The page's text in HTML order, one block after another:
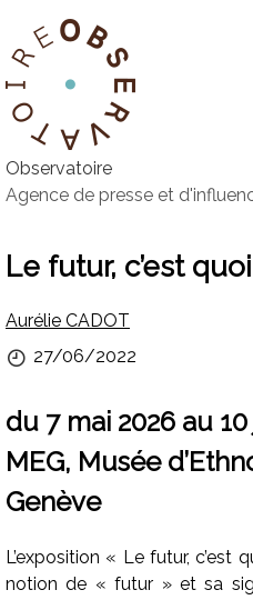
Observatoire
Agence de presse et
Le futur, c’est
Par
Aurélie CADOT
Publié27/06/2022
du 7 mai 2026 au
MEG, Musée
Genève
L’exposition « Le futur, c’est
notion de « futur » et sa